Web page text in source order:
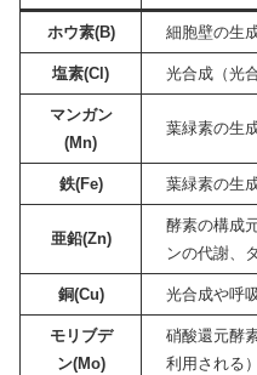
ホウ素(B) 細胞壁の生
塩素(Cl) 光合成（光
マンガン
(Mn)
葉緑素の生
鉄(Fe) 葉緑素の生
亜鉛(Zn)
酵素の構成
ンの代謝、
銅(Cu) 光合成や呼
モリブデ
ン(Mo)
硝酸還元酵
利用される